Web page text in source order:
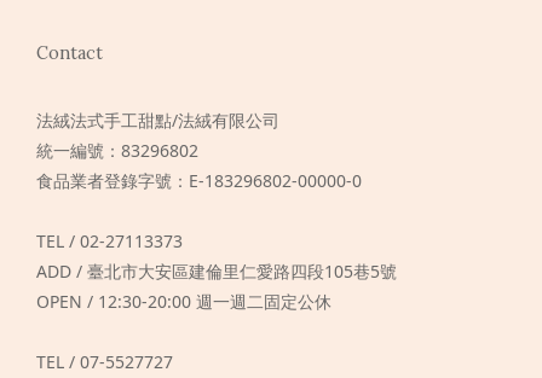
Contact
法絨法式手工甜點/法絨有限公司
統一編號：83296802
食品業者登錄字號：E-183296802-00000-0
TEL / 02-27113373
ADD / 臺北市大安區建倫里仁愛路四段105巷5號
OPEN / 12:30-20:00 週一週二固定公休
TEL / 07-5527727